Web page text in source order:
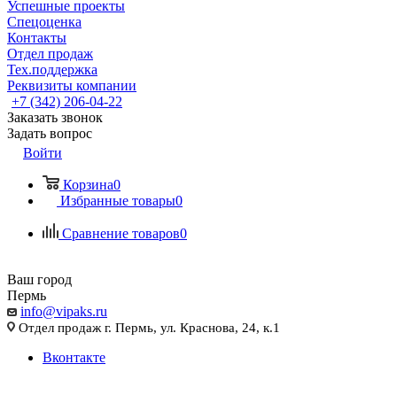
Успешные проекты
Спецоценка
Контакты
Отдел продаж
Тех.поддержка
Реквизиты компании
+7 (342) 206-04-22
Заказать звонок
Задать вопрос
Войти
Корзина0
Избранные товары0
Сравнение товаров0
Ваш город
Пермь
info@vipaks.ru
Отдел продаж г. Пермь, ул. Краснова, 24, к.1
Вконтакте